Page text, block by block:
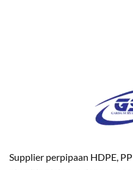
Supplier perpipaan HDPE,